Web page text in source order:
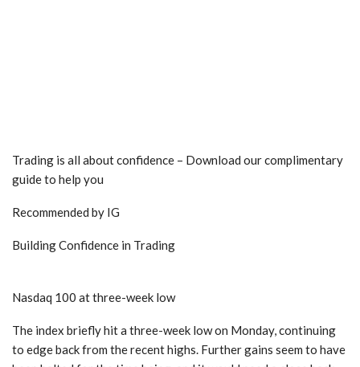
Trading is all about confidence – Download our complimentary
guide to help you
Recommended by IG
Building Confidence in Trading
Nasdaq 100 at three-week low
​The index briefly hit a three-week low on Monday, continuing
to edge back from the recent highs. ​Further gains seem to have